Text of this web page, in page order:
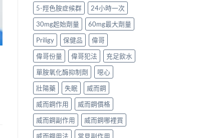
5-羥色胺症候群
24小時一次
30mg起始劑量
60mg最大劑量
Priligy
保健品
偉哥
偉哥份量
偉哥犯法
充足飲水
單胺氧化酶抑制劑
噁心
壯陽藥
失眠
威而鋼
威而鋼作用
威而鋼價格
威而鋼副作用
威而鋼哪裡買
威而鋼用法
常見副作用